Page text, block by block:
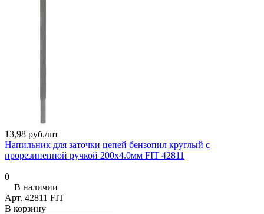
13,98 руб./шт
Напильник для заточки цепей бензопил круглый с
прорезиненной ручкой 200х4.0мм FIT 42811
0
В наличии
Арт. 42811 FIT
В корзину